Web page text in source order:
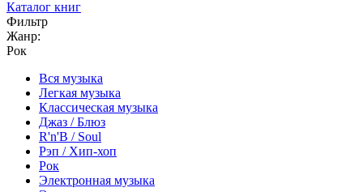
Каталог книг
Фильтр
Жанр:
Рок
Вся музыка
Легкая музыка
Классическая музыка
Джаз / Блюз
R'n'B / Soul
Рэп / Хип-хоп
Рок
Электронная музыка